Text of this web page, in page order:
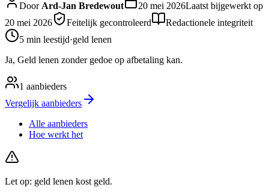
DoorArd-Jan Bredewout 20 mei 2026Laatst bijgewerkt op
20 mei 2026
Feitelijk gecontroleerd
Redactionele integriteit
5 min leestijd·geld lenen
Ja, Geld lenen zonder gedoe op afbetaling kan.
1 aanbieders
Vergelijk aanbieders
Alle aanbieders
Hoe werkt het
Let op: geld lenen kost geld.